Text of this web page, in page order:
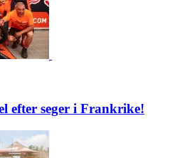
efter seger i Frankrike!